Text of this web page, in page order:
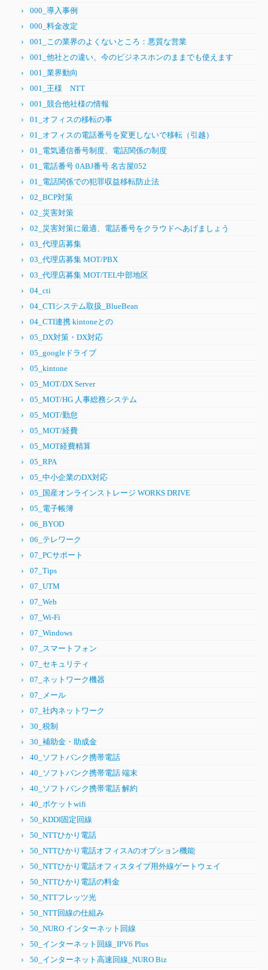
000_導入事例
000_料金改定
001_この業界のよくないところ：悪質な営業
001_他社との違い、今のビジネスホンのままでも使えます
001_業界動向
001_王様 NTT
001_競合他社様の情報
01_オフィスの移転の事
01_オフィスの電話番号を変更しないで移転（引越）
01_電気通信番号制度、電話関係の制度
01_電話番号 0ABJ番号 名古屋052
01_電話関係での犯罪収益移転防止法
02_BCP対策
02_災害対策
02_災害対策に最適、電話番号をクラウドへあげましょう
03_代理店募集
03_代理店募集 MOT/PBX
03_代理店募集 MOT/TEL中部地区
04_cti
04_CTIシステム取扱_BlueBean
04_CTI連携 kintoneとの
05_DX対策・DX対応
05_googleドライブ
05_kintone
05_MOT/DX Server
05_MOT/HG 人事総務システム
05_MOT/勤怠
05_MOT/経費
05_MOT経費精算
05_RPA
05_中小企業のDX対応
05_国産オンラインストレージ WORKS DRIVE
05_電子帳簿
06_BYOD
06_テレワーク
07_PCサポート
07_Tips
07_UTM
07_Web
07_Wi-Fi
07_Windows
07_スマートフォン
07_セキュリティ
07_ネットワーク機器
07_メール
07_社内ネットワーク
30_税制
30_補助金・助成金
40_ソフトバンク携帯電話
40_ソフトバンク携帯電話 端末
40_ソフトバンク携帯電話 解約
40_ポケットwifi
50_KDDI固定回線
50_NTTひかり電話
50_NTTひかり電話オフィスAのオプション機能
50_NTTひかり電話オフィスタイプ用外線ゲートウェイ
50_NTTひかり電話の料金
50_NTTフレッツ光
50_NTT回線の仕組み
50_NURO インターネット回線
50_インターネット回線_IPV6 Plus
50_インターネット高速回線_NURO Biz